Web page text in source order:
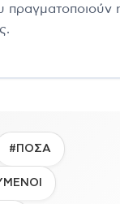
πραγματοποιούν
#ΠΟΣΑ